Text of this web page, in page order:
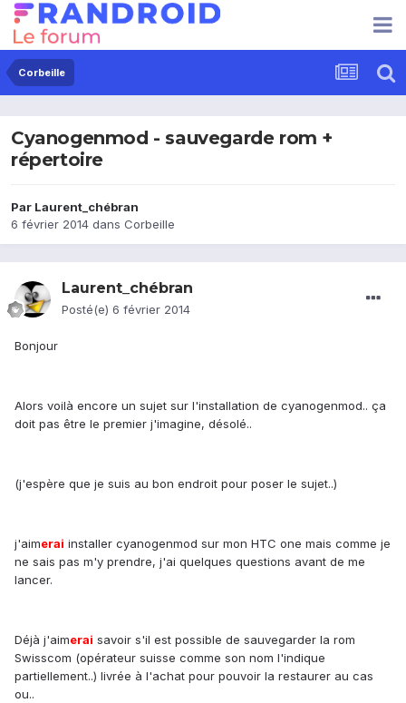
Corbeille
Cyanogenmod - sauvegarde rom +
répertoire
Par Laurent_chébran
6 février 2014 dans Corbeille
Laurent_chébran
Posté(e) 6 février 2014
Bonjour
Alors voilà encore un sujet sur l'installation de cyanogenmod.. ça
doit pas être le premier j'imagine, désolé..
(j'espère que je suis au bon endroit pour poser le sujet..)
j'aimerai installer cyanogenmod sur mon HTC one mais comme je
ne sais pas m'y prendre, j'ai quelques questions avant de me
lancer.
Déjà j'aimerai savoir s'il est possible de sauvegarder la rom
Swisscom (opérateur suisse comme son nom l'indique
partiellement..) livrée à l'achat pour pouvoir la restaurer au cas
ou..